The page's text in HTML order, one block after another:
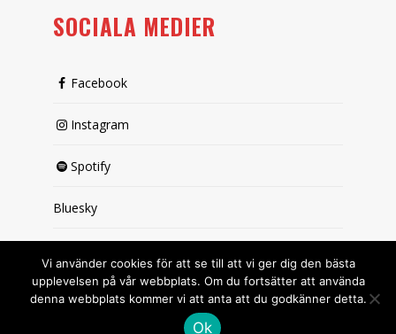
SOCIALA MEDIER
Facebook
Instagram
Spotify
Bluesky
Vi använder cookies för att se till att vi ger dig den bästa
upplevelsen på vår webbplats. Om du fortsätter att använda
denna webbplats kommer vi att anta att du godkänner detta.
Ok